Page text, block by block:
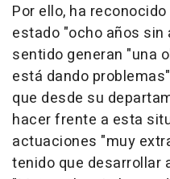
Por ello, ha
estado "ocho años
sentido generan "una
está dando
que desde su
hacer frente a esta
actuaciones "muy
tenido que desarrollar